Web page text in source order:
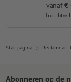
vanaf€
Incl. btw
Startpagina
Abonneren op de